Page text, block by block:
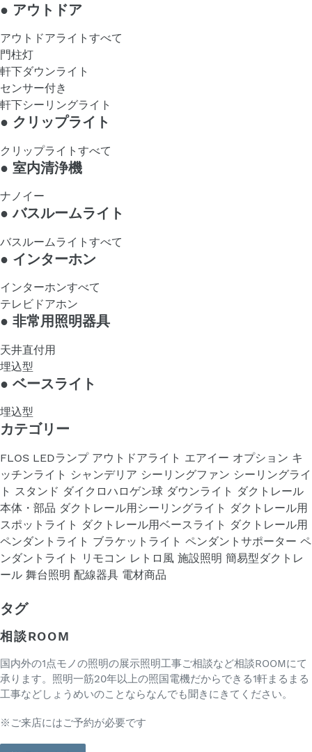
● アウトドア
アウトドアライトすべて
門柱灯
軒下ダウンライト
センサー付き
軒下シーリングライト
● クリップライト
クリップライトすべて
● 室内清浄機
ナノイー
●バスルームライト
バスルームライトすべて
● インターホン
インターホンすべて
テレビドアホン
● 非常用照明器具
天井直付用
埋込型
● ベースライト
埋込型
カテゴリー
FLOS LEDランプ アウトドアライト エアイー オプション キ
ッチンライト シャンデリア シーリングファン シーリングライ
ト スタンド ダイクロハロゲン球 ダウンライト ダクトレール
本体・部品 ダクトレール用シーリングライト ダクトレール用
スポットライト ダクトレール用ベースライト ダクトレール用
ペンダントライト ブラケットライト ペンダントサポーター ペ
ンダントライト
リモコン レトロ風 施設照明 簡易型ダクトレ
ール 舞台照明 配線器具 電材商品
タグ
相談ROOM
国内外の1点モノの照明の展示照明工事ご相談など相談ROOMにて
承ります。照明一筋20年以上の照国電機だからできる1軒まるまる
工事などしょうめいのことならなんでも聞きにきてください。
※ご来店にはご予約が必要です